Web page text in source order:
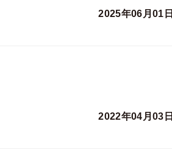
2025年06月01日
2022年04月03日